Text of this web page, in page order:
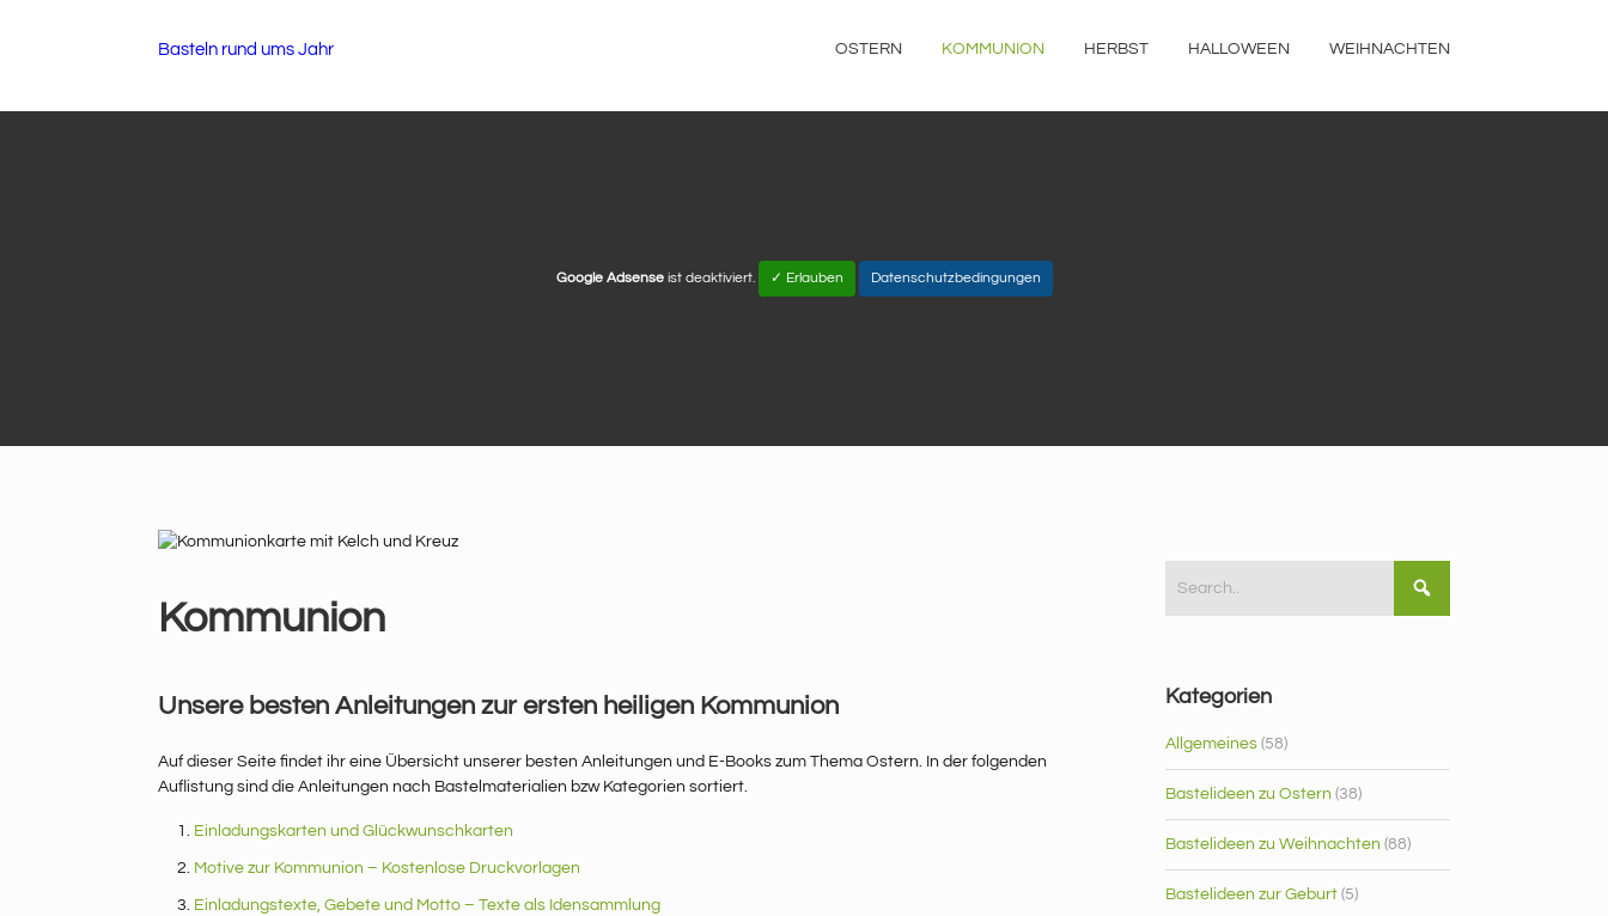
Basteln rund ums Jahr OSTERN KOMMUNION HERBST HALLOWEEN WEIHNACHTEN
Google Adsenseist deaktiviert. ✓ Erlauben Datenschutzbedingungen
Kommunion
Unsere besten Anleitungen zur ersten heiligen Kommunion
Auf dieser Seite findet ihr eine Übersicht unserer besten Anleitungen und E-Books zum Thema Ostern. In der folgenden
Auflistung sind die Anleitungen nach Bastelmaterialien bzw Kategorien sortiert.
Einladungskarten und Glückwunschkarten
Motive zur Kommunion – Kostenlose Druckvorlagen
Einladungstexte, Gebete und Motto – Texte als Idensammlung
Kategorien
Allgemeines (58)
Bastelideen zu Ostern (38)
Bastelideen zu Weihnachten (88)
Bastelideen zur Geburt (5)